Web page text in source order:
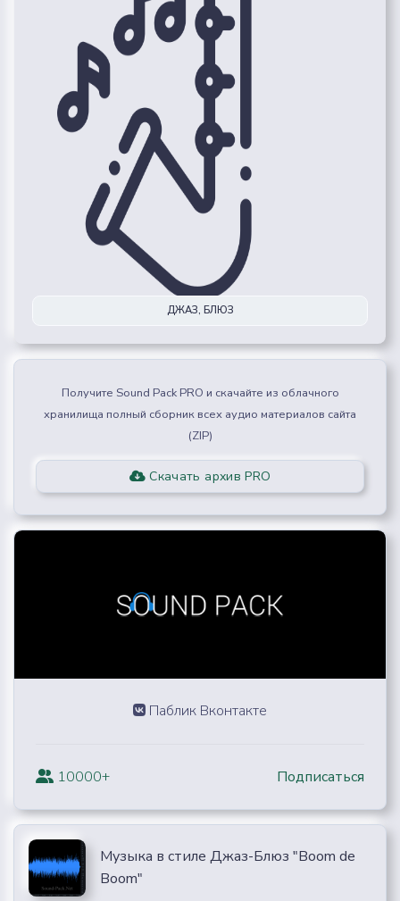
ДЖАЗ, БЛЮЗ
Получите Sound Pack PRO и скачайте из облачного
хранилища полный сборник всех аудио материалов сайта
(ZIP)
Скачать архив PRO
Паблик Вконтакте
10000+ Подписаться
Музыка в стиле Джаз-Блюз "Boom de
Boom"